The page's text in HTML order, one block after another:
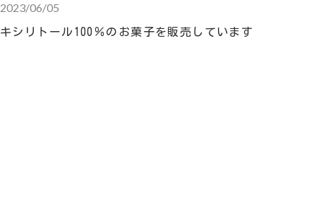
2023/06/05
キシリトール100％のお菓子を販売しています